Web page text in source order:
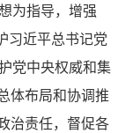
为指导，增强
习近平总书记党
党中央权威和集
体布局和协调推
治责任，督促各